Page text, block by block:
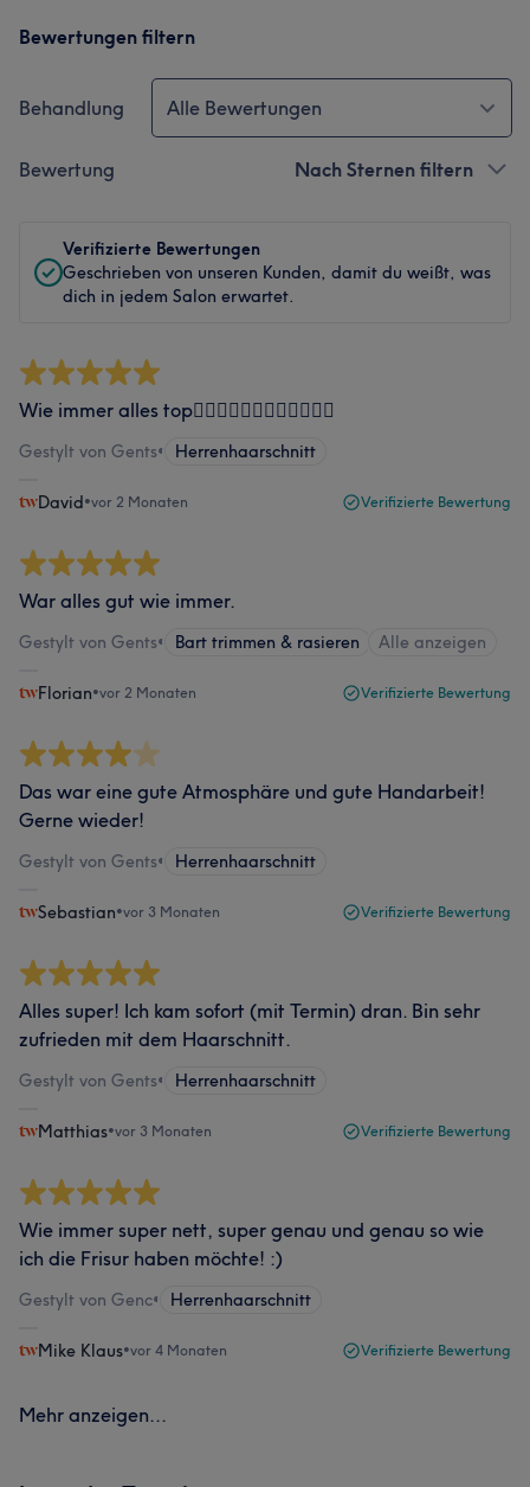
Bewertungen filtern
Behandlung Alle Bewertungen
Bewertung Nach Sternen filtern
Verifizierte Bewertungen
Geschrieben von unseren Kunden, damit du weißt, was
dich in jedem Salon erwartet.
Wie immer alles top👍🏼👍🏼👍🏼👍🏼👍🏼👍🏼
Gestylt von Gents• Herrenhaarschnitt
David•vor 2 Monaten Verifizierte Bewertung
War alles gut wie immer.
Gestylt von Gents• Bart trimmen & rasieren Alle anzeigen
Florian•vor 2 Monaten Verifizierte Bewertung
Das war eine gute Atmosphäre und gute Handarbeit!
Gerne wieder!
Gestylt von Gents• Herrenhaarschnitt
Sebastian•vor 3 Monaten Verifizierte Bewertung
Alles super! Ich kam sofort (mit Termin) dran. Bin sehr
zufrieden mit dem Haarschnitt.
Gestylt von Gents• Herrenhaarschnitt
Matthias•vor 3 Monaten Verifizierte Bewertung
Wie immer super nett, super genau und genau so wie
ich die Frisur haben möchte! :)
Gestylt von Genc• Herrenhaarschnitt
Mike Klaus•vor 4 Monaten Verifizierte Bewertung
Mehr anzeigen...